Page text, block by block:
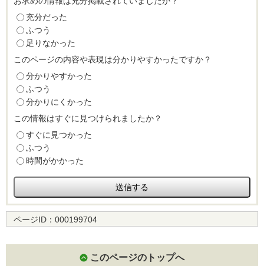
充分だった
ふつう
足りなかった
このページの内容や表現は分かりやすかったですか？
分かりやすかった
ふつう
分かりにくかった
この情報はすぐに見つけられましたか？
すぐに見つかった
ふつう
時間がかかった
ページID： 000199704
このページのトップへ